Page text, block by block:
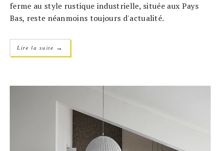
ferme au style rustique industrielle, située aux Pays
Bas, reste néanmoins toujours d'actualité.
Lire la suite →